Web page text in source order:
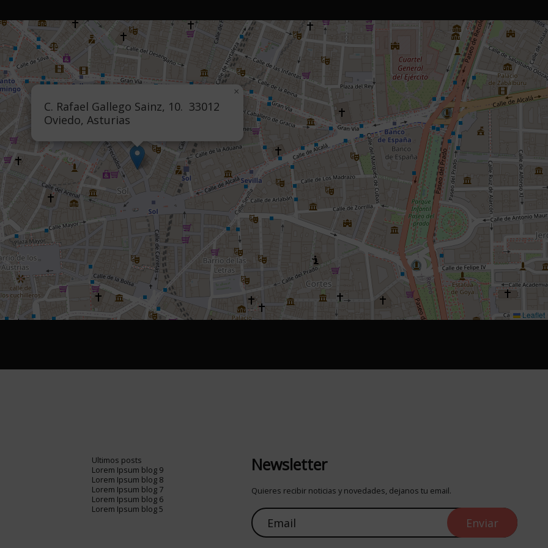
C. Rafael Gallego Sainz, 10. 33012
Oviedo, Asturias
×
Leaflet
Ultimos posts
Lorem Ipsum blog 9
Lorem Ipsum blog 8
Lorem Ipsum blog 7
Lorem Ipsum blog 6
Lorem Ipsum blog 5
Newsletter
Quieres recibir noticias y novedades, dejanos tu email.